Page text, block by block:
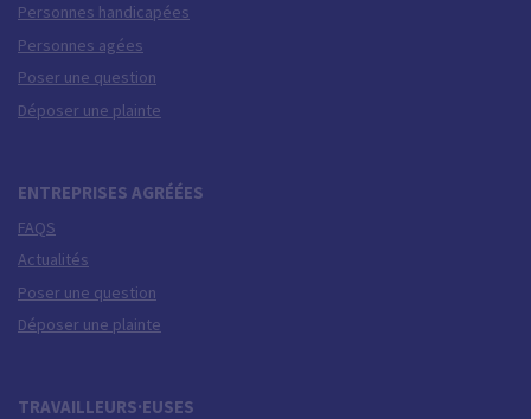
Personnes handicapées
Personnes agées
Poser une question
Déposer une plainte
ENTREPRISES AGRÉÉES
FAQS
Actualités
Poser une question
Déposer une plainte
TRAVAILLEURS·EUSES